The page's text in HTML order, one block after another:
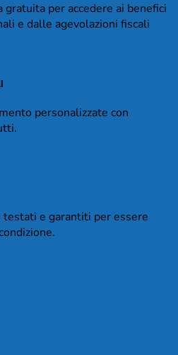
per accedere ai benefici
e dalle agevolazioni fiscali
personalizzate con
e garantiti per essere